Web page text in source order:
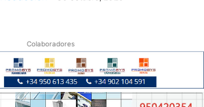
Colaboradores